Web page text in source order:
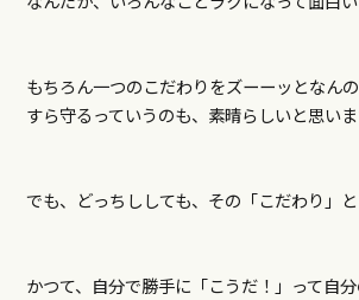
もちろん一つのこだわりをズーーッとなん
すら守るっていうのも、素晴らしいと思いま
でも、どっちししても、その「こだわり」と
かつて、自分で勝手に「こうだ！」って自